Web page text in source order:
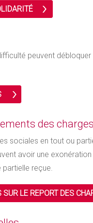
peuvent
des
sociales en tout ou
avoir une
partielle reçue.
LE REPORT DES